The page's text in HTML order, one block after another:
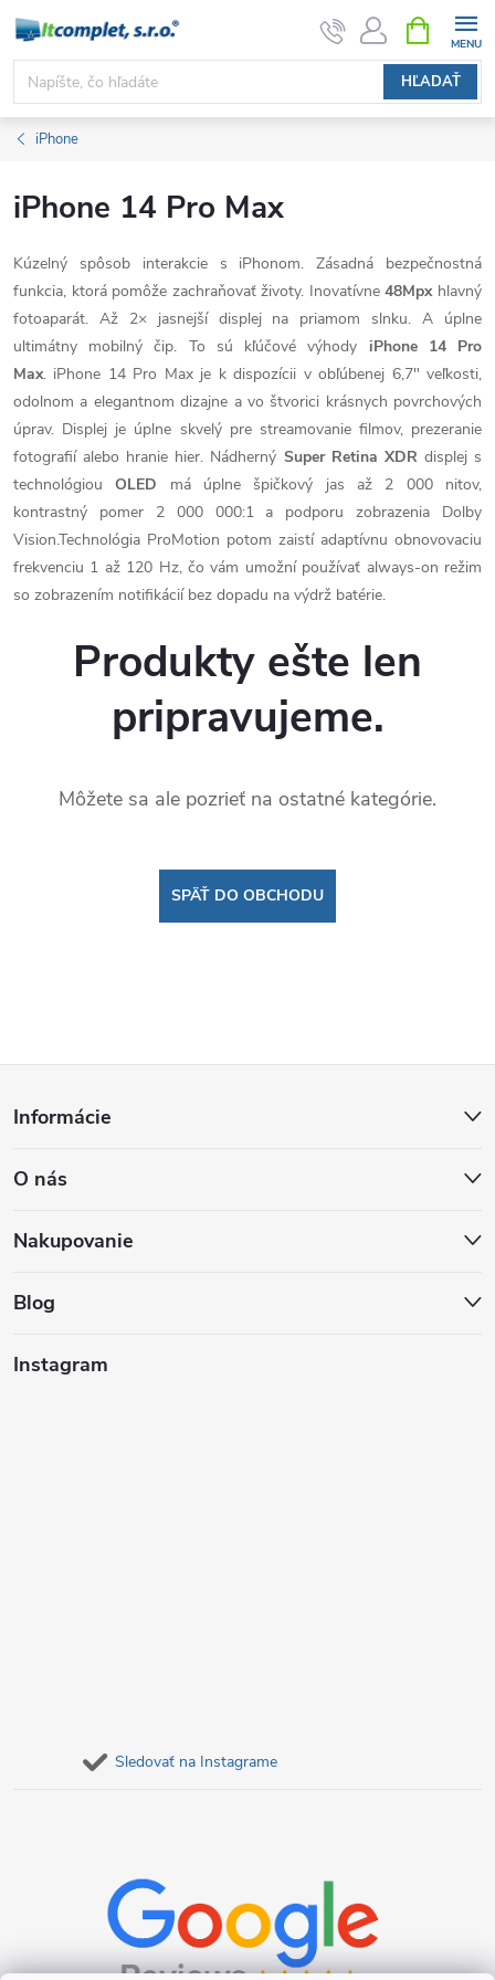
Prejsť
obsah
HĽADAŤ
KOŠÍK
iPhone
iPhone 14 Pro Max
Kúzelný spôsob interakcie s iPhonom. Zásadná bezpečnostná
funkcia, ktorá pomôže zachraňovať životy. Inovatívne48Mpxhlavný
fotoaparát. Až 2× jasnejší displej na priamom slnku. A úplne
ultimátny mobilný čip. To sú kľúčové výhody iPhone 14 Pro
Max. iPhone 14 Pro Max je k dispozícii v obľúbenej 6,7" veľkosti,
odolnom a elegantnom dizajne a vo štvorici krásnych povrchových
úprav. Displej je úplne skvelý pre streamovanie filmov, prezeranie
fotografií alebo hranie hier. Nádherný Super Retina XDR displej s
technológiouOLED má úplne špičkový jas až 2 000 nitov,
kontrastný pomer 2 000 000:1 a podporu zobrazenia Dolby
Vision.Technológia ProMotion potom zaistí adaptívnu obnovovaciu
frekvenciu 1 až 120 Hz, čo vám umožní používať always-on režim
so zobrazením notifikácií bez dopadu na výdrž batérie.
Produkty ešte len
pripravujeme.
Môžete sa ale pozrieť na ostatné kategórie.
SPÄŤ DO OBCHODU
p
ä
Informácie
O nás
Nakupovanie
Blog
Instagram
Sledovať na Instagrame